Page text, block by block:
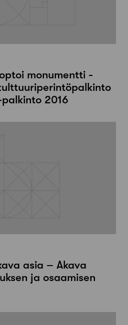
monumentti -
2016
asia – Akava
ja osaamisen